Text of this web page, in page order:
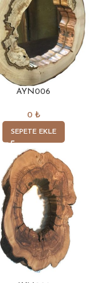
AYN006
0 ₺
SEPETE EKLE